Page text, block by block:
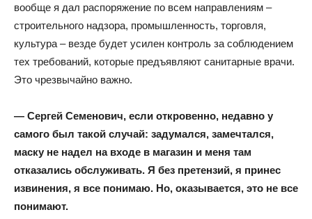
вообще я дал распоряжение по всем направлениям –
строительного надзора, промышленность, торговля,
культура – везде будет усилен контроль за соблюдением
тех требований, которые предъявляют санитарные врачи.
Это чрезвычайно важно.
— Сергей Семенович, если откровенно, недавно у
самого был такой случай: задумался, замечтался,
маску не надел на входе в магазин и меня там
отказались обслуживать. Я без претензий, я принес
извинения, я все понимаю. Но, оказывается, это не все
понимают.